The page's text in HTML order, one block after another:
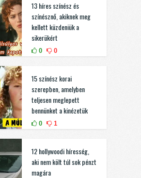
13 híres színész és
színésznő, akiknek meg
kellett küzdeniük a
sikerükért
0 0
15 színész korai
szerepben, amelyben
teljesen meglepett
bennünket a kinézetük
0 1
12 hollywoodi híresség,
aki nem költ túl sok pénzt
magára